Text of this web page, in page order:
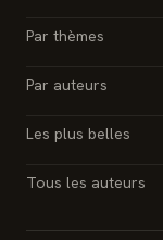
Par thèmes
Par auteurs
Les plus belles
Tous les auteurs